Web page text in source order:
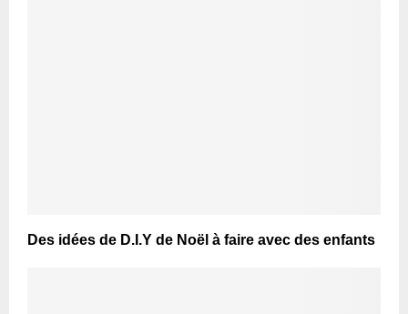
Des idées de D.I.Y de Noël à faire avec des enfants